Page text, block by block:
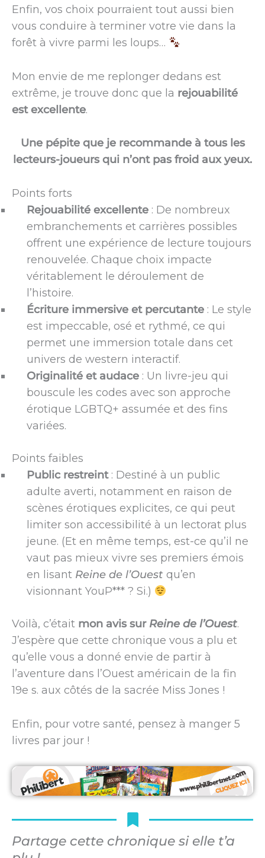
Enfin, vos choix pourraient tout aussi bien
vous conduire à terminer votre vie dans la
forêt à vivre parmi les loups…
Mon envie de me replonger dedans est
extrême, je trouve donc que la rejouabilité
est excellente.
Une pépite que je recommande à tous les
lecteurs-joueurs qui n’ont pas froid aux yeux.
Points forts
Rejouabilité excellente : De nombreux
embranchements et carrières possibles
offrent une expérience de lecture toujours
renouvelée. Chaque choix impacte
véritablement le déroulement de
l’histoire.
Écriture immersive et percutante : Le style
est impeccable, osé et rythmé, ce qui
permet une immersion totale dans cet
univers de western interactif.
Originalité et audace : Un livre-jeu qui
bouscule les codes avec son approche
érotique LGBTQ+ assumée et des fins
variées.
Points faibles
Public restreint: Destiné à un public
adulte averti, notamment en raison de
scènes érotiques explicites, ce qui peut
limiter son accessibilité à un lectorat plus
jeune. (Et en même temps, est-ce qu’il ne
vaut pas mieux vivre ses premiers émois
en lisant Reine de l’Ouest qu’en
visionnant YouP*** ? Si.)
Voilà, c’était mon avis sur Reine de l’Ouest.
J’espère que cette chronique vous a plu et
qu’elle vous a donné envie de partir à
l’aventure dans l’Ouest américain de la fin
19e s. aux côtés de la sacrée Miss Jones !
Enfin, pour votre santé, pensez à manger 5
livres par jour !
Partage cette chronique si elle t’a